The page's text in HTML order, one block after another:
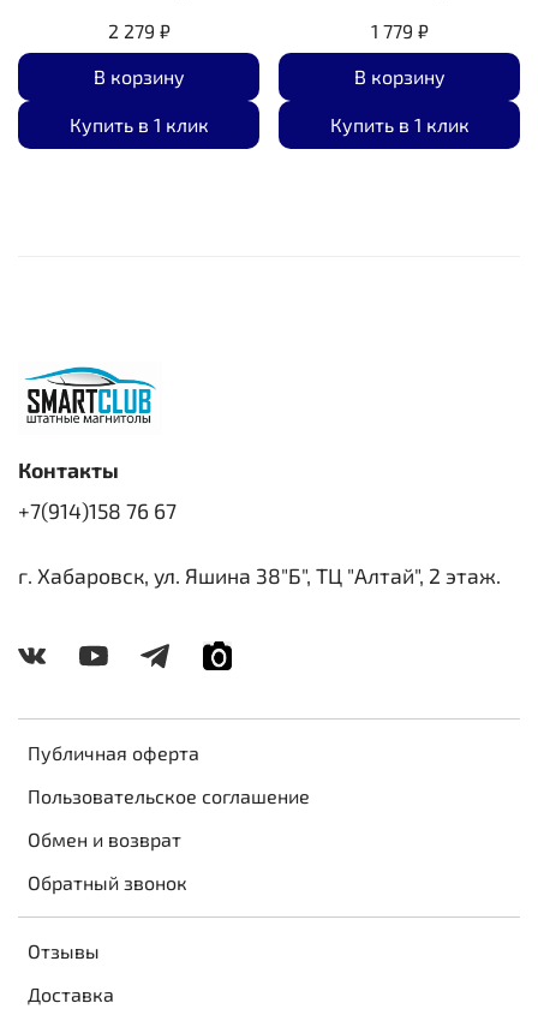
2 279 ₽
В корзину
Купить в 1 клик
1 779 ₽
В корзину
Купить в 1 клик
Публичная оферта
Пользовательское соглашение
Обмен и возврат
Обратный звонок
Отзывы
Доставка
Контакты
+7(914)158 76 67
г. Хабаровск, ул. Яшина 38"Б", ТЦ "Алтай", 2 этаж.